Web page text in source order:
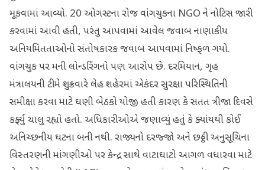
મૂકવામાં આવ્યો. 20 ઓગસ્ટના રોજ વાંગચુકના NGO ને નોટિસ જારી
કરવામાં આવી હતી, પરંતુ આપવામાં આવેલ જવાબ નાણાકીય
અનિયમિતતાઓનો સંતોષકારક જવાબ આપવામાં નિષ્ફળ ગયો.
વાંગચુક પર મની લોન્ડરિંગનો પણ આરોપ છે. દરમિયાન, ગૃહ
મંત્રાલયની ટીમે શુક્રવારે લેહ શહેરમાં એકંદર સુરક્ષા પરિસ્થિતિની
સમીક્ષા કરવા માટે ઘણી બેઠકો યોજી હતી કારણ કે સતત ત્રીજા દિવસે
કર્ફ્યુ ચાલુ રહ્યો હતો. અધિકારીઓએ જણાવ્યું હતું કે ક્યાંયથી કોઈ
અનિચ્છનીય ઘટના બની નથી. રાજ્યનો દરજ્જો અને છઠ્ઠી અનુસૂચિના
વિસ્તરણની માંગણીઓ પર કેન્દ્ર સાથે વાટાઘાટો આગળ વધારવા માટે